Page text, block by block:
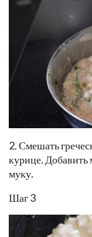
2. Смешать
курице. Добавить
муку.
Шаг 3